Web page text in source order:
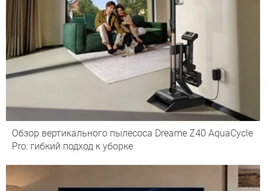
Обзор вертикального пылесоса Dreame Z40 AquaCycle
Pro: гибкий подход к уборке